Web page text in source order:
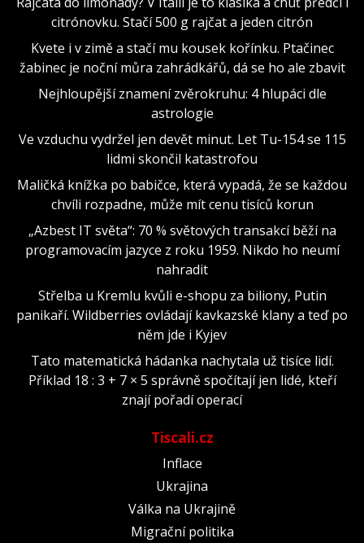
citrónovku. Stačí 500 g rajčat a jeden citrón
Kvete i v zimě a stačí mu kousek kořínku. Ptačinec
žabinec je noční můra zahrádkářů, dá se ho ale zbavit
Nejhloupější znamení zvěrokruhu: 4 hlupáci dle
astrologie
Ve vzduchu vydržel jen devět minut. Let Tu-154 se 115
lidmi skončil katastrofou
Maličká knížka po babičce, která vypadá, že se každou
chvíli rozpadne, může mít cenu tisíců korun
„Azbest IT světa“: 70 % světových transakcí běží na
programovacím jazyce z roku 1959. Nikdo ho neumí
nahradit
Střelba u Kremlu kvůli e-shopu za biliony, Putin
panikaří. Wildberries ovládají kavkazské klany a teď po
něm jde i Kyjev
Tato matematická hádanka nachytala už tisíce lidí.
Příklad 18 : 3 + 7 × 5 správně spočítají jen lidé, kteří
znají pořadí operací
Tiscali.cz
Inflace
Ukrajina
Válka na Ukrajině
Migrační politika